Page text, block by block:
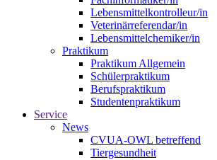
Lebensmittelkontrolleur/in
Veterinärreferendar/in
Lebensmittelchemiker/in
Praktikum
Praktikum Allgemein
Schülerpraktikum
Berufspraktikum
Studentenpraktikum
Service
News
CVUA-OWL betreffend
Tiergesundheit